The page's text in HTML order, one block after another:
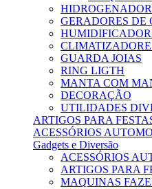
GERADORES DE
GUARDA JOIAS
RING LIGTH
MANTA COM
DECORAÇÃO
UTILIDADES
ARTIGOS PARA
ACESSÓRIOS
Gadgets e Diversão
ACESSÓRIOS
ARTIGOS PARA
MAQUINAS